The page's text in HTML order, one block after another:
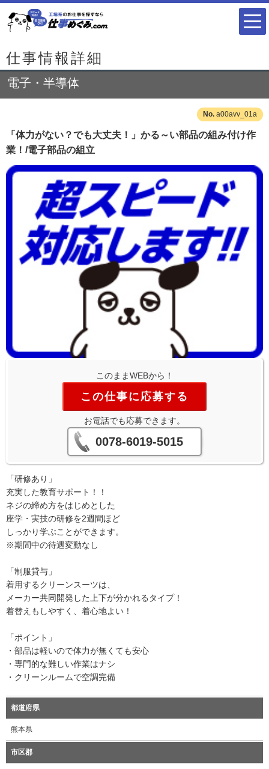
仕事情報詳細
電子・半導体
a00avv_01a
「体力がない？でも大丈夫！」かる～い部品の組み付け作
業！/電子部品の組立
このままWEBから！
この仕事に応募する
お電話でも応募できます。
0078-6019-5015
「研修あり」
充実した教育サポート！！
ネジの締め方をはじめとした
座学・実技の研修を2週間ほど
しっかり学ぶことができます。
※期間中の待遇変動なし
「制服貸与」
着用するクリーンスーツは、
メーカー共同開発した上下が分かれるタイプ！
着替えもしやすく、着心地よい！
「ポイント」
・部品は軽いので体力が無くても安心
・専門的な難しい作業はナシ
・クリーンルームで空調完備
都道府県
熊本県
市区郡